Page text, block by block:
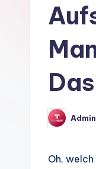
Posted
by
Admin
Oh,